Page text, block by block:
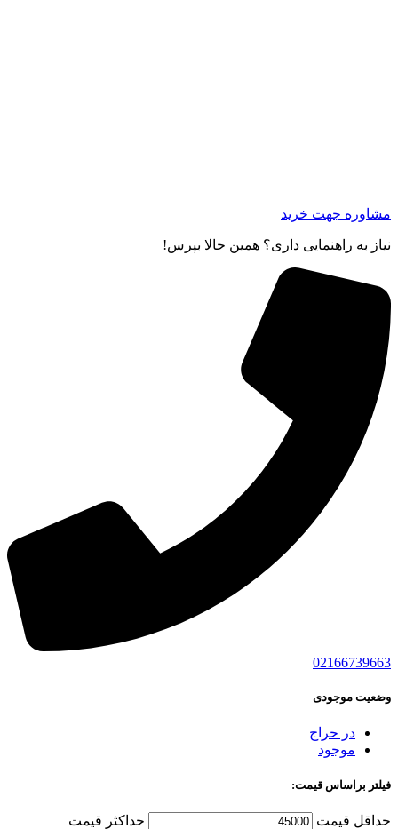
مشاوره جهت خرید
نیاز به راهنمایی داری؟ همین حالا بپرس!
02166739663
وضعیت موجودی
در حراج
موجود
فیلتر براساس قیمت:
حداقل قیمت حداكثر قيمت